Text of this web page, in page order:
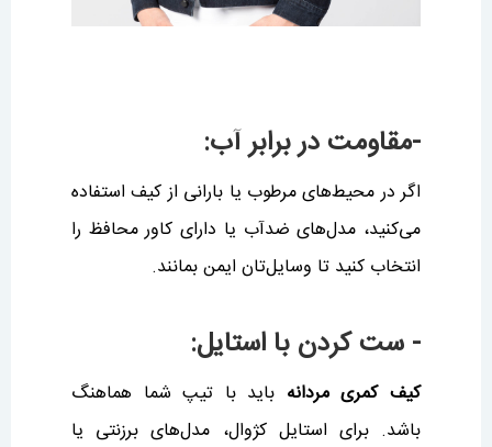
-مقاومت در برابر آب:
اگر در محیط‌های مرطوب یا بارانی از کیف استفاده
می‌کنید، مدل‌های ضدآب یا دارای کاور محافظ را
انتخاب کنید تا وسایل‌تان ایمن بمانند.
- ست کردن با استایل:
کیف کمری مردانه باید با تیپ شما هماهنگ
باشد. برای استایل کژوال، مدل‌های برزنتی یا